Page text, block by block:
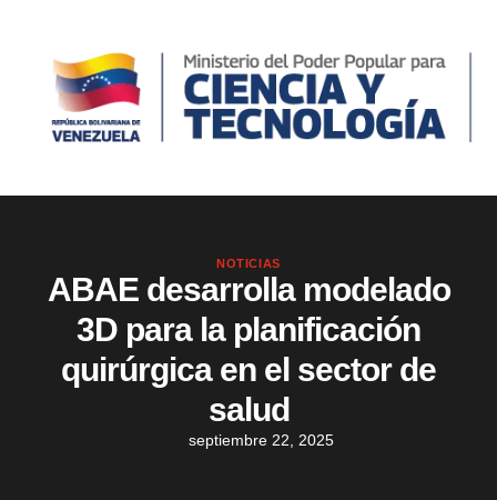
NOTICIAS
ABAE desarrolla modelado
3D para la planificación
quirúrgica en el sector de
salud
septiembre 22, 2025